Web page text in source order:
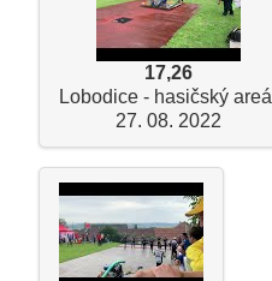
17,26
Lobodice - hasičský areál
27. 08. 2022